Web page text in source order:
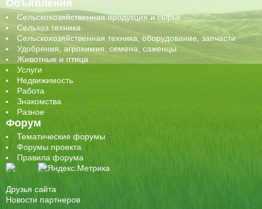
Объявления
Сельскохозяйственная продукция и сырье
Сельхоз техника
Сельскохозяйственная техника, оборудование, запчасти
Удобрения, агрохимия, семена, саженцы
Животные и птица
Услуги
Недвижимость
Работа
Знакомства
Разное
Форум
Тематические форумы
Форумы проекта
Правила форума
Друзья сайта
Новости партнеров